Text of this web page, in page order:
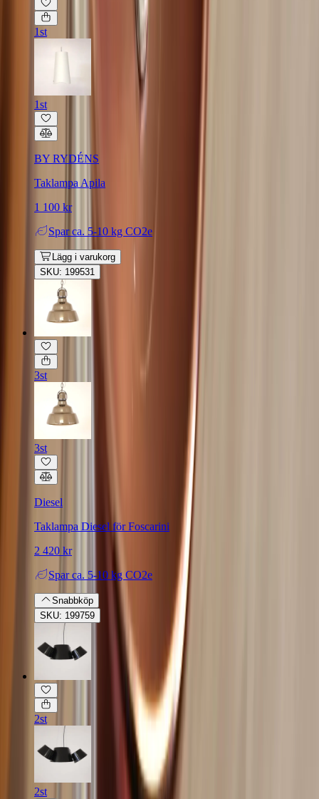
1st
1st
BY RYDÉNS
Taklampa Apila
1 100 kr
Spar ca. 5-10 kg CO2e
Lägg i varukorg
SKU: 199531
3st
3st
Diesel
Taklampa Diesel för Foscarini
2 420 kr
Spar ca. 5-10 kg CO2e
Snabbköp
SKU: 199759
2st
2st